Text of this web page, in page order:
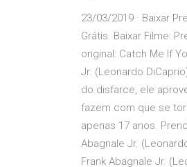
23/03/2019 · Baixar
Grátis. Baixar Filme:
original: Catch Me If
Jr. (Leonardo
do disfarce, ele
fazem com que se
apenas 17 anos.
Abagnale Jr.
Frank Abagnale Jr.